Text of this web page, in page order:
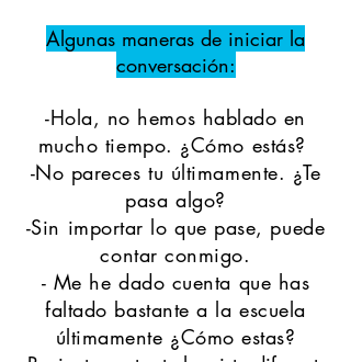
Algunas maneras de iniciar la
conversación:
-Hola, no hemos hablado en
mucho tiempo. ¿Cómo estás?
-No pareces tu últimamente. ¿Te
pasa algo?
-Sin importar lo que pase, puede
contar conmigo.
- Me he dado cuenta que has
faltado bastante a la escuela
últimamente ¿Cómo estas?